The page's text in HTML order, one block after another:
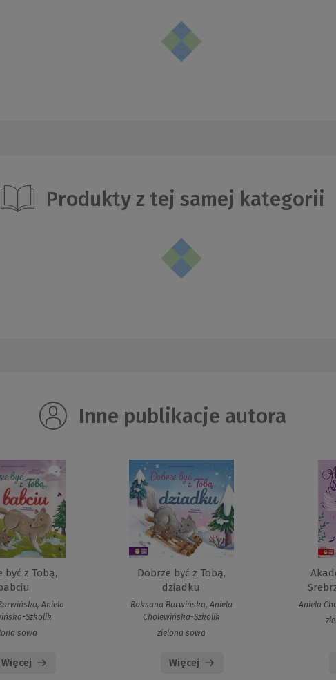
Produkty z tej samej kategorii
Inne publikacje autora
być z Tobą,
babciu
Aniela
Szkolik
sowa
Więcej
Dobrze być z Tobą,
dziadku
Roksana Barwińska, Aniela
Cholewińska-Szkolik
zielona sowa
Więcej
Aniela